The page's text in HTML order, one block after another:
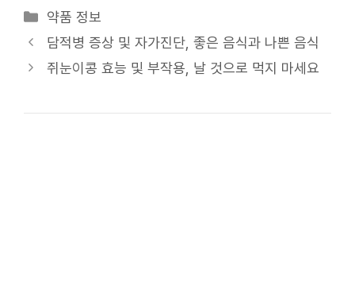
카
테
고
약품 정보
담적병 증상 및 자가진단, 좋은 음식과 나쁜 음식
쥐눈이콩 효능 및 부작용, 날 것으로 먹지 마세요